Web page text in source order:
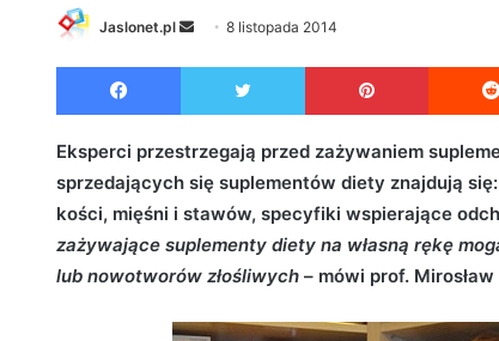
Jaslonet.pl
d
a
i
8 listopada 2014
Facebook Twitter Pinterest
Eksperci przestrzegają przed zażywaniem
sprzedających się suplementów diety znajdują
kości, mięśni i stawów, specyfiki wspierające
zażywające suplementy diety na własną rękę
lub nowotworów złośliwych – mówi prof.